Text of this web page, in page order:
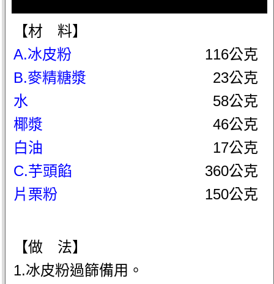
【材 料】
A.冰皮粉
116公克
B.麥精糖漿
23公克
水
58公克
椰漿
46公克
白油
17公克
C.芋頭餡
360公克
片栗粉
150公克
【做 法】
1.冰皮粉過篩備用。